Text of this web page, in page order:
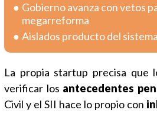
Gobierno avanza con vetos
megarreforma
Aislados producto del
La propia startup precisa que
verificar los antecedentes
Civil y el SII hace lo propio con